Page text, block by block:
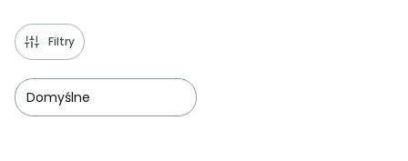
Filtry
Domyślne